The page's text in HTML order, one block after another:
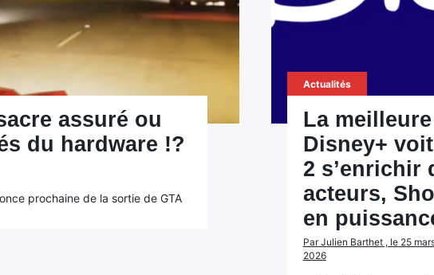
assuré ou
du hardware !?
prochaine de la sortie de GTA
Actualités
La
Disney+
2 s’enrichir
acteurs,
en
Par Julien Barthet , le 25
2026